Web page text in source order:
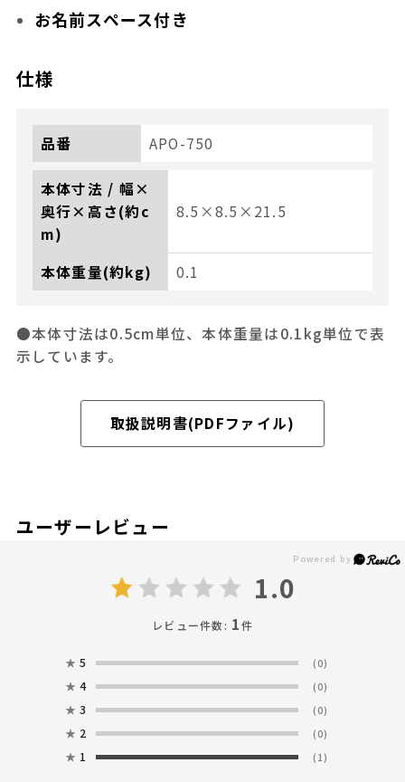
お名前スペース付き
仕様
品番 APO-750
本体寸法 / 幅×
奥行×高さ(約c
m)
8.5×8.5×21.5
本体重量(約kg) 0.1
●本体寸法は0.5cm単位、本体重量は0.1kg単位で表
示しています。
取扱説明書(PDFファイル)
ユーザーレビュー
1.0
レビュー件数: 1件
★ 5 (0)
★ 4 (0)
★ 3 (0)
★ 2 (0)
★ 1 (1)